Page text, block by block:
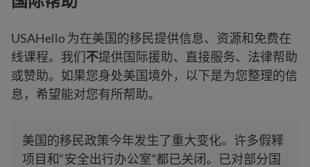
USAHello 为在美国的移民提供信息、资源和免费在
线课程。我们不提供国际援助、直接服务、法律帮助
或赞助。如果您身处美国境外，以下是为您整理的信
息，希望能对您有所帮助。
美国的移民政策今年发生了重大变化。许多假释
项目和“安全出行办公室”都已关闭。已对部分国